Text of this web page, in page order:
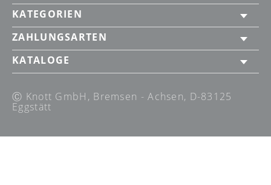
KATEGORIEN
ZAHLUNGSARTEN
KATALOGE
Ⓒ Knott GmbH, Bremsen - Achsen, D-83125
Eggstätt